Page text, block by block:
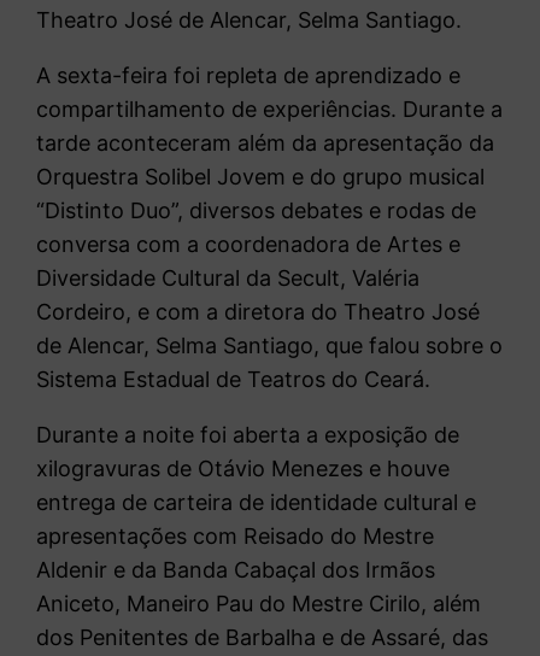
Theatro José de Alencar, Selma Santiago.
A sexta-feira foi repleta de aprendizado e
compartilhamento de experiências. Durante a
tarde aconteceram além da apresentação da
Orquestra Solibel Jovem e do grupo musical
“Distinto Duo”, diversos debates e rodas de
conversa com a coordenadora de Artes e
Diversidade Cultural da Secult, Valéria
Cordeiro, e com a diretora do Theatro José
de Alencar, Selma Santiago, que falou sobre o
Sistema Estadual de Teatros do Ceará.
Durante a noite foi aberta a exposição de
xilogravuras de Otávio Menezes e houve
entrega de carteira de identidade cultural e
apresentações com Reisado do Mestre
Aldenir e da Banda Cabaçal dos Irmãos
Aniceto, Maneiro Pau do Mestre Cirilo, além
dos Penitentes de Barbalha e de Assaré, das